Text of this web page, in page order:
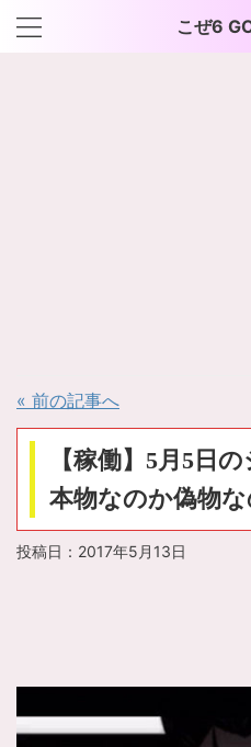
こぜ6
« 前の記事へ
【稼働】5月5日
本物なのか偽物な
投稿日： 2017年5月13日